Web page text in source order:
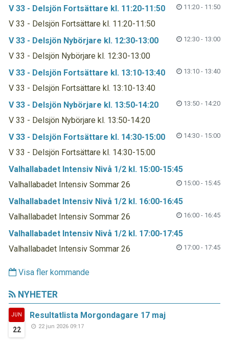
V 33 - Delsjön Fortsättare kl. 11:20-11:50
11:20 - 11:50
V 33 - Delsjön Fortsättare kl. 11:20-11:50
V 33 - Delsjön Nybörjare kl. 12:30-13:00
12:30 - 13:00
V 33 - Delsjön Nybörjare kl. 12:30-13:00
V 33 - Delsjön Fortsättare kl. 13:10-13:40
13:10 - 13:40
V 33 - Delsjön Fortsättare kl. 13:10-13:40
V 33 - Delsjön Nybörjare kl. 13:50-14:20
13:50 - 14:20
V 33 - Delsjön Nybörjare kl. 13:50-14:20
V 33 - Delsjön Fortsättare kl. 14:30-15:00
14:30 - 15:00
V 33 - Delsjön Fortsättare kl. 14:30-15:00
Valhallabadet Intensiv Nivå 1/2 kl. 15:00-15:45
15:00 - 15:45
Valhallabadet Intensiv Sommar 26
Valhallabadet Intensiv Nivå 1/2 kl. 16:00-16:45
16:00 - 16:45
Valhallabadet Intensiv Sommar 26
Valhallabadet Intensiv Nivå 1/2 kl. 17:00-17:45
17:00 - 17:45
Valhallabadet Intensiv Sommar 26
Visa fler kommande
NYHETER
JUN
22
Resultatlista Morgondagare 17 maj
22 jun 2026 09:17